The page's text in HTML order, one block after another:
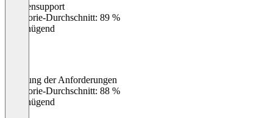
Kundensupport
Kategorie-Durchschnitt: 89 %
Ungenügend
Erfüllung der Anforderungen
Kategorie-Durchschnitt: 88 %
Ungenügend